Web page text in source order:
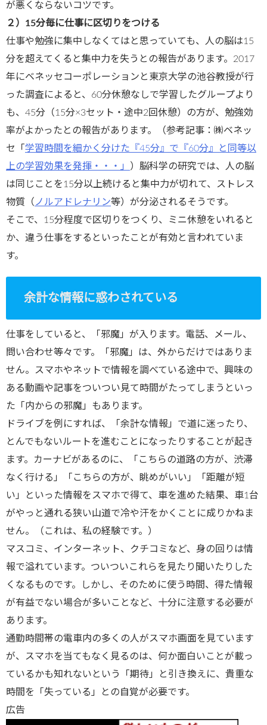
が悪くならないコツです。
２） 15分毎に仕事に区切りをつける
仕事や勉強に集中しなくてはと思っていても、人の脳は15
分を超えてくると集中力を失うとの報告があります。2017
年にベネッセコーポレーションと東京大学の池谷教授が行
った調査によると、60分休憩なしで学習したグループより
も、45分（15分×3セット・途中2回休憩）の方が、勉強効
率がよかったとの報告があります。（参考記事：㈱ベネッ
セ「 学習時間を細かく分けた『45分』で『60分』と同等以
上の学習効果を発揮・・・」
）脳科学の研究では、人の脳
は同じことを15分以上続けると集中力が切れて、ストレス
物質（ ノルアドレナリン等）が分泌されるそうです。
そこで、15分程度で区切りをつくり、ミニ休憩をいれると
か、違う仕事をするといったことが有効と言われていま
す。
余計な情報に惑わされている
仕事をしていると、「邪魔」が入ります。電話、メール、
問い合わせ等々です。「邪魔」は、外からだけではありま
せん。スマホやネットで情報を調べている途中で、興味の
ある動画や記事をついつい見て時間がたってしまうといっ
た「内からの邪魔」もあります。
ドライブを例にすれば、「余計な情報」で道に迷ったり、
とんでもないルートを進むことになったりすることが起き
ます。カーナビがあるのに、「こちらの道路の方が、渋滞
なく行ける」「こちらの方が、眺めがいい」「距離が短
い」といった情報をスマホで得て、車を進めた結果、車1台
がやっと通れる狭い山道で冷や汗をかくことに成りかねま
せん。（これは、私の経験です。）
マスコミ、インターネット、クチコミなど、身の回りは情
報で溢れています。ついついこれらを見たり聞いたりした
くなるものです。しかし、そのために使う時間、得た情報
が有益でない場合が多いことなど、十分に注意する必要が
あります。
通勤時間帯の電車内の多くの人がスマホ画面を見ています
が、スマホを当てもなく見るのは、何か面白いことが載っ
ているかも知れないという「期待」と引き換えに、貴重な
時間を「失っている」との自覚が必要です。
広告